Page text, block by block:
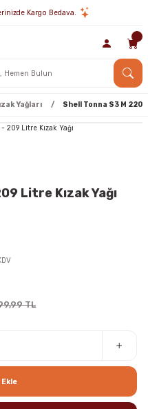
Kargo Bedava.
Yağları Shell Tonna S3 M 220
Litre Kızak Yağı
TL